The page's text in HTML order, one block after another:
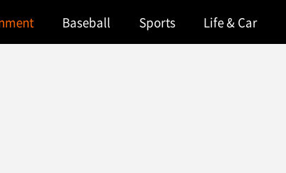
Baseball Sports Life & Car